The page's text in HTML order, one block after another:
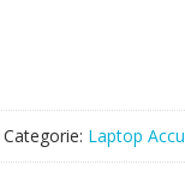
Categorie: Laptop Accu